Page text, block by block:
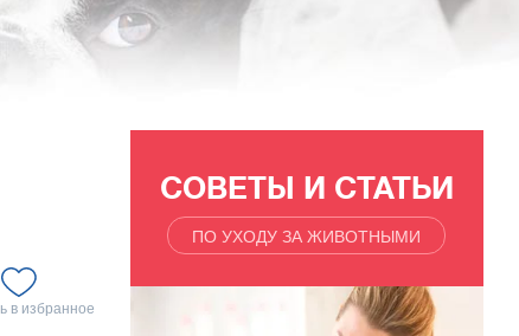
в избранное
СОВЕТЫ И СТАТЬИ
ПО УХОДУ ЗА ЖИВОТНЫМИ